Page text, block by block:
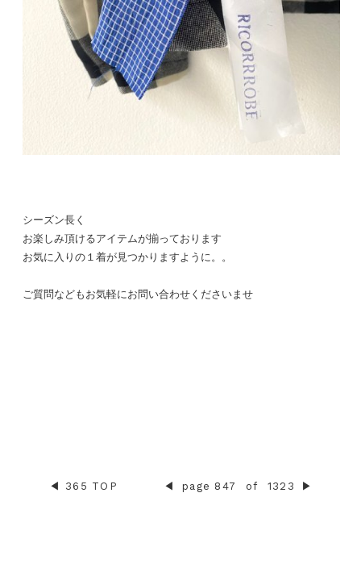
シーズン長く
お楽しみ頂けるアイテムが揃っております
お気に入りの１着が見つかりますように。。
ご質問などもお気軽にお問い合わせくださいませ
◀︎ 365 TOP ◀︎ page 847 of 1323 ▶︎